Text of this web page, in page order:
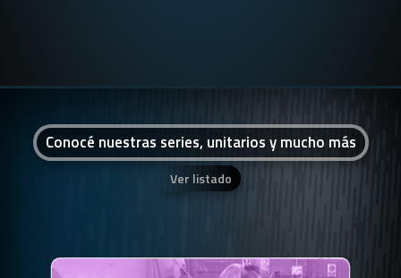
Conocé nuestras series, unitarios y mucho más
Ver listado